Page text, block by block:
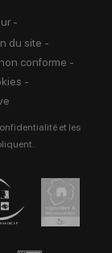
-
du site -
conforme -
-
et les